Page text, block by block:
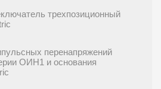
трехпозиционный
перенапряжений
ОИН1 и основания